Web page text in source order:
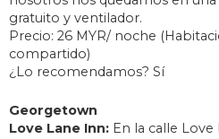
gratuito y ventilador.
Precio: 26 MYR/ noche
compartido)
¿Lo recomendamos? Sí
Georgetown
Love Lane Inn: En la calle Love